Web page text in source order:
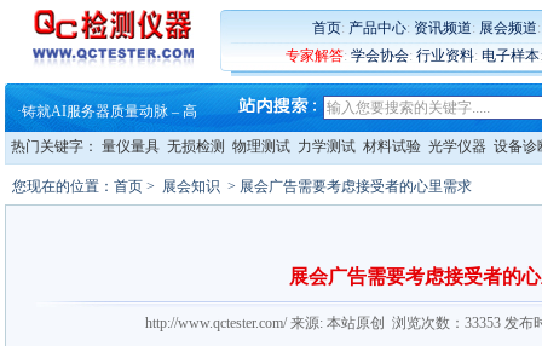
首页: 产品中心: 资讯频道: 展会频道
专家解答: 学会协会: 行业资料: 电子样本
蔡司和亿纬锂能达成战略合作
大牌云集 买家升级 ——26
蔡司软件 | 高效变形分析能
·铸就AI服务器质量动脉 – 高
·铸就AI服务器质量动脉 – 高
·ZEISS BOSELLO ADR 让内部缺
·蔡司和亿纬锂能达成战略合作
热门关键字： 量仪量具 无损检测 物理测试 力学测试 材料试验 光学仪器 设备诊
您现在的位置： 首页 > 展会知识 > 展会广告需要考虑接受者的心里需求
展会广告需要考虑接受者的
http://www.qctester.com/ 来源: 本站原创 浏览次数：33353 发布